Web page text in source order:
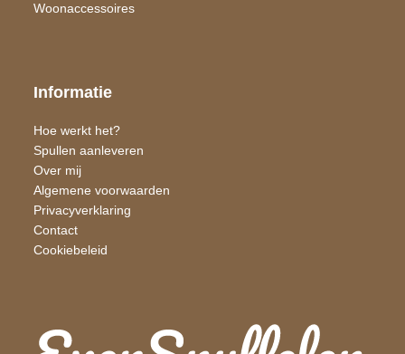
Woon​accessoires
Informatie
Hoe werkt het?
Spullen aanleveren
Over mij
Algemene voorwaarden
Privacyverklaring
Contact
Cookiebeleid